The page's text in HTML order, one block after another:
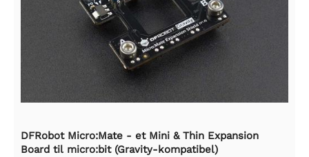
DFRobot Micro:Mate - et Mini & Thin Expansion
Board til micro:bit (Gravity-kompatibel)